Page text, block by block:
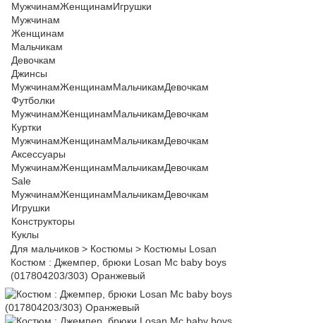
МужчинамЖенщинамИгрушки
Мужчинам
Женщинам
Мальчикам
Девочкам
Джинсы
МужчинамЖенщинамМальчикамДевочкам
Футболки
МужчинамЖенщинамМальчикамДевочкам
Куртки
МужчинамЖенщинамМальчикамДевочкам
Аксессуары
МужчинамЖенщинамМальчикамДевочкам
Sale
МужчинамЖенщинамМальчикамДевочкам
Игрушки
Конструкторы
Куклы
Для мальчиков > Костюмы > Костюмы Losan
Костюм : Джемпер, брюки Losan Mc baby boys
(017804203/303) Оранжевый